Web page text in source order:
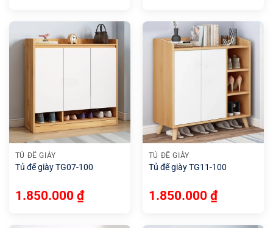
TỦ ĐỂ GIÀY
Tủ để giày TG07-100
1.850.000 ₫
TỦ ĐỂ GIÀY
Tủ để giày TG11-100
1.850.000 ₫